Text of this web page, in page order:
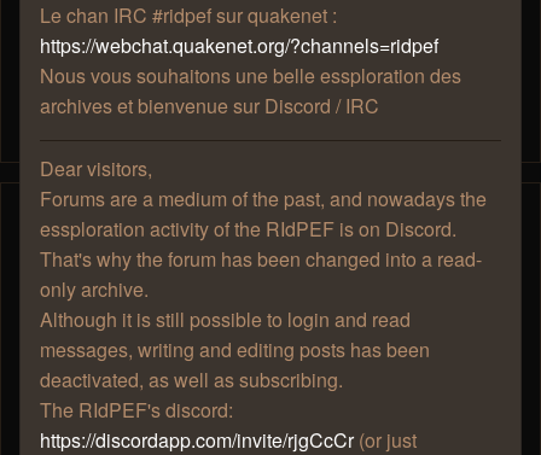
Le chan IRC #ridpef sur quakenet :
https://webchat.quakenet.org/?channels=ridpef
Nous vous souhaitons une belle essploration des
archives et bienvenue sur Discord / IRC
Dear visitors,
Forums are a medium of the past, and nowadays the
essploration activity of the RIdPEF is on Discord.
That's why the forum has been changed into a read-
only archive.
Although it is still possible to login and read
messages, writing and editing posts has been
deactivated, as well as subscribing.
The RIdPEF's discord:
https://discordapp.com/invite/rjgCcCr(or just
Ziva faut le refaire, et organiser un moment
Une pensée systémique de la complexité serait nécessaire pour
s'opposer à une vision binaire et dichotomique.
Mjollna
Spé Aile Est
Re: [Événement] La p'tite bête qui
monte, qui monte